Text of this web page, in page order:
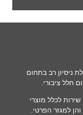
ניסיון רב בתחום
חלל ציבורי.
לכלל מוצרי
למגזר הפרטי.